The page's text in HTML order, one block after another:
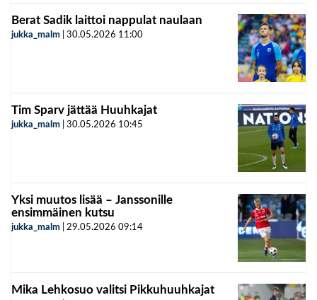
Berat Sadik laittoi nappulat naulaan
jukka_malm 30.05.2026 11:00
Tim Sparv jättää Huuhkajat
jukka_malm 30.05.2026 10:45
Yksi muutos lisää – Janssonille
ensimmäinen kutsu
jukka_malm 29.05.2026 09:14
Mika Lehkosuo valitsi Pikkuhuuhkajat